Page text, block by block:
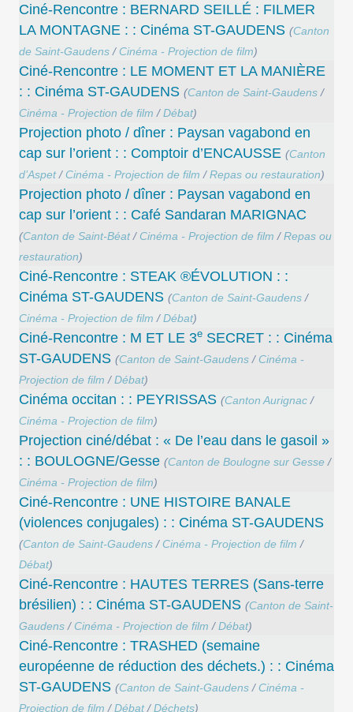
Ciné-Rencontre : BERNARD SEILLÉ : FILMER
LA MONTAGNE : : Cinéma ST-GAUDENS (Canton
de Saint-Gaudens / Cinéma - Projection de film)
Ciné-Rencontre : LE MOMENT ET LA MANIÈRE
: : Cinéma ST-GAUDENS (Canton de Saint-Gaudens /
Cinéma - Projection de film /Débat)
Projection photo / dîner : Paysan vagabond en
cap sur l’orient : : Comptoir d’ENCAUSSE (Canton
d’Aspet/ Cinéma - Projection de film /Repas ou restauration)
Projection photo / dîner : Paysan vagabond en
cap sur l’orient : : Café Sandaran MARIGNAC
(Canton de Saint-Béat/ Cinéma - Projection de film /Repas ou
restauration)
Ciné-Rencontre : STEAK ®ÉVOLUTION : :
Cinéma ST-GAUDENS (Canton de Saint-Gaudens /
Cinéma - Projection de film /Débat)
Ciné-Rencontre : M ET LE 3e SECRET : : Cinéma
ST-GAUDENS (Canton de Saint-Gaudens / Cinéma -
Projection de film /Débat)
Cinéma occitan : : PEYRISSAS (Canton Aurignac /
Cinéma - Projection de film)
Projection ciné/débat : « De l’eau dans le gasoil »
: : BOULOGNE/Gesse (Canton de Boulogne sur Gesse /
Cinéma - Projection de film)
Ciné-Rencontre : UNE HISTOIRE BANALE
(violences conjugales) : : Cinéma ST-GAUDENS
(Canton de Saint-Gaudens / Cinéma - Projection de film /
Débat)
Ciné-Rencontre : HAUTES TERRES (Sans-terre
brésilien) : : Cinéma ST-GAUDENS (Canton de Saint-
Gaudens / Cinéma - Projection de film /Débat)
Ciné-Rencontre : TRASHED (semaine
européenne de réduction des déchets.) : : Cinéma
ST-GAUDENS (Canton de Saint-Gaudens / Cinéma -
Projection de film /Débat/Déchets)